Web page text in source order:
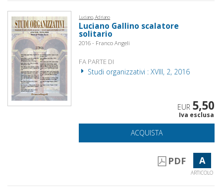
Luciano, Adriano
Luciano Gallino scalatore
solitario
2016 - Franco Angeli
FA PARTE DI
Studi organizzativi : XVIII, 2, 2016
EUR 5,50
Iva esclusa
ACQUISTA
PDF A
ARTICOLO